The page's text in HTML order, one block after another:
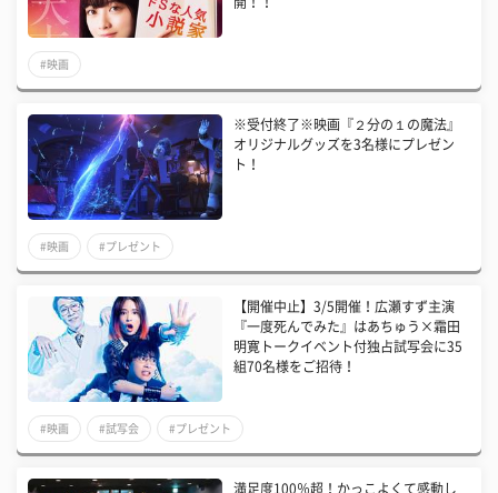
#映画
※受付終了※映画『２分の１の魔法』
オリジナルグッズを3名様にプレゼン
ト！
#映画 #プレゼント
【開催中止】3/5開催！広瀬すず主演
『一度死んでみた』はあちゅう×霜田
明寛トークイベント付独占試写会に35
組70名様をご招待！
#映画 #試写会 #プレゼント
満足度100％超！かっこよくて感動し